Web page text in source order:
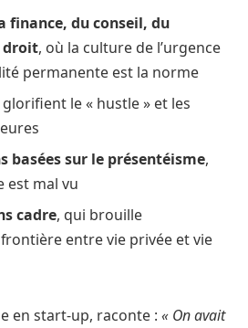
finance, du conseil, du
droit, où la culture de l’urgence
permanente est la norme
le « hustle » et les
basées sur le présentéisme,
est mal vu
cadre, qui brouille
entre vie privée et vie
en start-up, raconte : « On avait